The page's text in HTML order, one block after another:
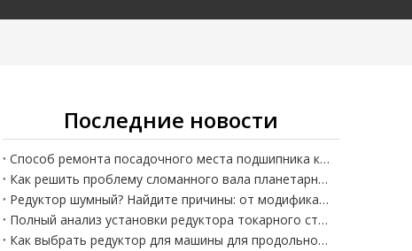
Последние новости
Способ ремонта посадочного места подшипника кранового циклоидного редуктора
Как решить проблему сломанного вала планетарного редуктора
Редуктор шумный? Найдите причины: от модификации редуктора до конструкции коробки.
Полный анализ установки редуктора токарного станка: несоосность – убийца точности!
Как выбрать редуктор для машины для продольной резки бумажных туб?